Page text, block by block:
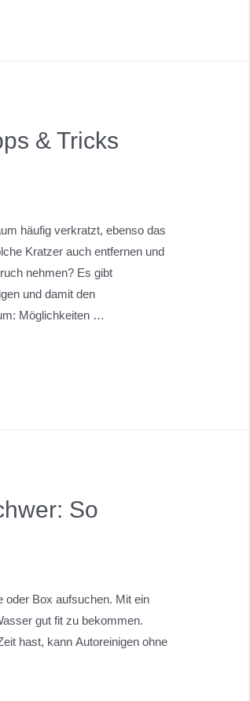
& Tricks
häufig verkratzt, ebenso das
Kratzer auch entfernen und
nehmen? Es gibt
und damit den
Möglichkeiten …
So
oder Box aufsuchen. Mit ein
gut fit zu bekommen.
hast, kann Autoreinigen ohne